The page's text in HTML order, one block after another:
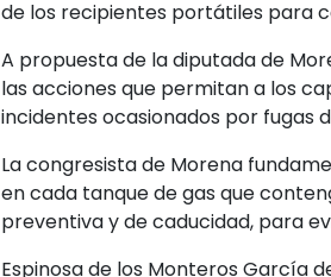
de los recipientes portátiles para
A propuesta de la diputada de
las acciones que permitan a los
incidentes ocasionados por fugas
La congresista de Morena
en cada tanque de gas que
preventiva y de caducidad, para
Espinosa de los Monteros García